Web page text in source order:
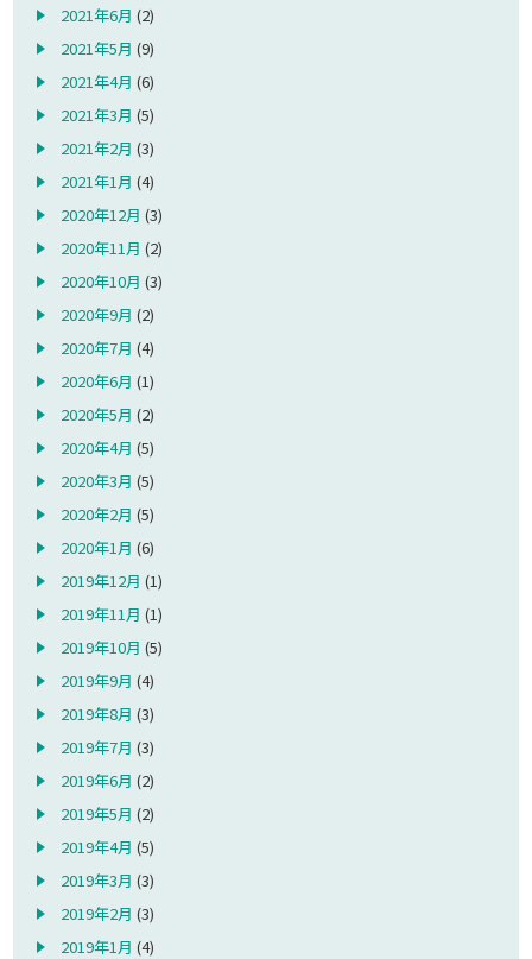
2021年6月 (2)
2021年5月 (9)
2021年4月 (6)
2021年3月 (5)
2021年2月 (3)
2021年1月 (4)
2020年12月 (3)
2020年11月 (2)
2020年10月 (3)
2020年9月 (2)
2020年7月 (4)
2020年6月 (1)
2020年5月 (2)
2020年4月 (5)
2020年3月 (5)
2020年2月 (5)
2020年1月 (6)
2019年12月 (1)
2019年11月 (1)
2019年10月 (5)
2019年9月 (4)
2019年8月 (3)
2019年7月 (3)
2019年6月 (2)
2019年5月 (2)
2019年4月 (5)
2019年3月 (3)
2019年2月 (3)
2019年1月 (4)